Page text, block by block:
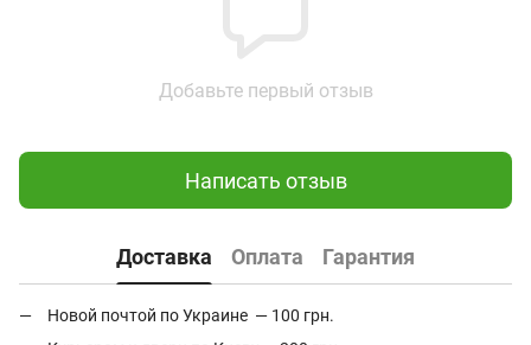
Добавьте первый отзыв
Написать отзыв
Доставка Оплата Гарантия
Новой почтой по Украине — 100 грн.